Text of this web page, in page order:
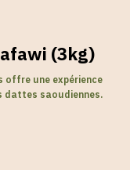
(3kg)
offre une expérience
dattes saoudiennes.